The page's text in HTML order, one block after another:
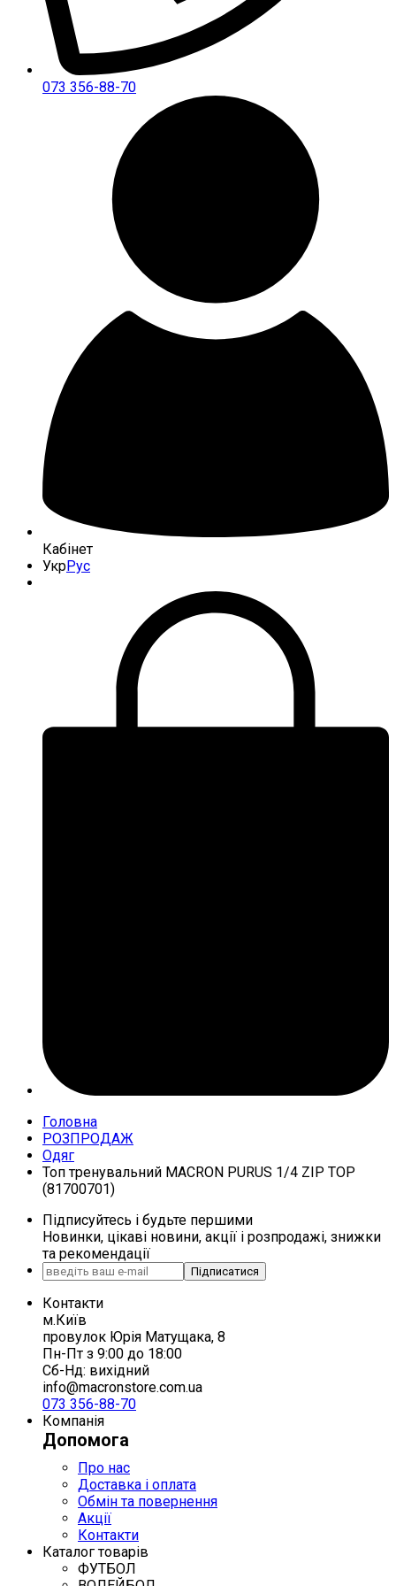
073 356-88-70
Кабінет
УкрРус
Головна
РОЗПРОДАЖ
Одяг
Топ тренувальний MACRON PURUS 1/4 ZIP TOP
(81700701)
Підписуйтесь і будьте першими
Новинки, цікаві новини, акції і розпродажі, знижки
та рекомендації
Підписатися
Контакти
м.Київ
провулок Юрія Матущака, 8
Пн-Пт з 9:00 до 18:00
Сб-Нд: вихідний
info@macronstore.com.ua
073 356-88-70
Компанія
Допомога
Про нас
Доставка і оплата
Обмін та повернення
Акції
Контакти
Каталог товарів
ФУТБОЛ